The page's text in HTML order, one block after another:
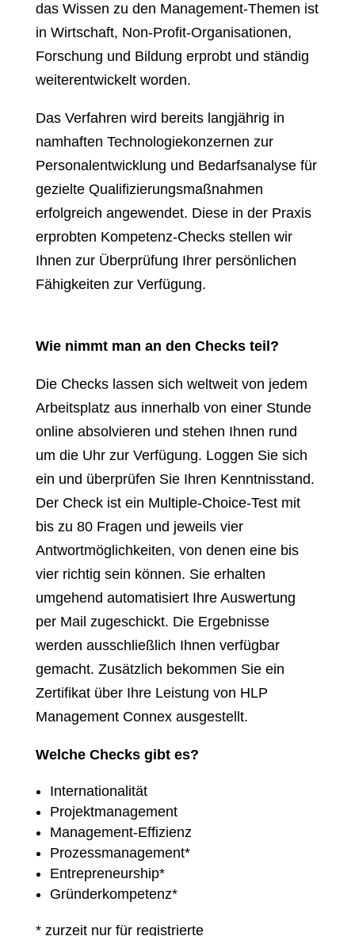
das Wissen zu den Management-Themen ist
in Wirtschaft, Non-Profit-Organisationen,
Forschung und Bildung erprobt und ständig
weiterentwickelt worden.
Das Verfahren wird bereits langjährig in
namhaften Technologiekonzernen zur
Personalentwicklung und Bedarfsanalyse für
gezielte Qualifizierungsmaßnahmen
erfolgreich angewendet. Diese in der Praxis
erprobten Kompetenz-Checks stellen wir
Ihnen zur Überprüfung Ihrer persönlichen
Fähigkeiten zur Verfügung.
Wie nimmt man an den Checks teil?
Die Checks lassen sich weltweit von jedem
Arbeitsplatz aus innerhalb von einer Stunde
online absolvieren und stehen Ihnen rund
um die Uhr zur Verfügung. Loggen Sie sich
ein und überprüfen Sie Ihren Kenntnisstand.
Der Check ist ein Multiple-Choice-Test mit
bis zu 80 Fragen und jeweils vier
Antwortmöglichkeiten, von denen eine bis
vier richtig sein können. Sie erhalten
umgehend automatisiert Ihre Auswertung
per Mail zugeschickt. Die Ergebnisse
werden ausschließlich Ihnen verfügbar
gemacht. Zusätzlich bekommen Sie ein
Zertifikat über Ihre Leistung von HLP
Management Connex ausgestellt.
Welche Checks gibt es?
Internationalität
Projektmanagement
Management-Effizienz
Prozessmanagement*
Entrepreneurship*
Gründerkompetenz*
* zurzeit nur für registrierte